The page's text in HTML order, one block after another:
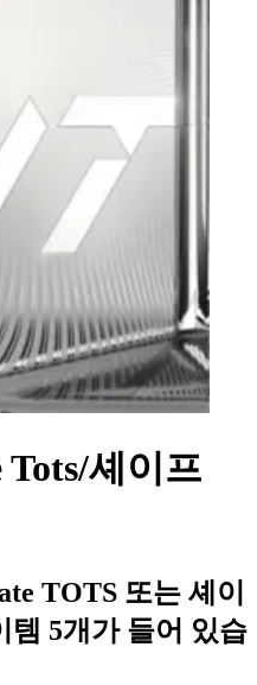
셰이프
TOTS 또는 셰이
템 5개가 들어 있습